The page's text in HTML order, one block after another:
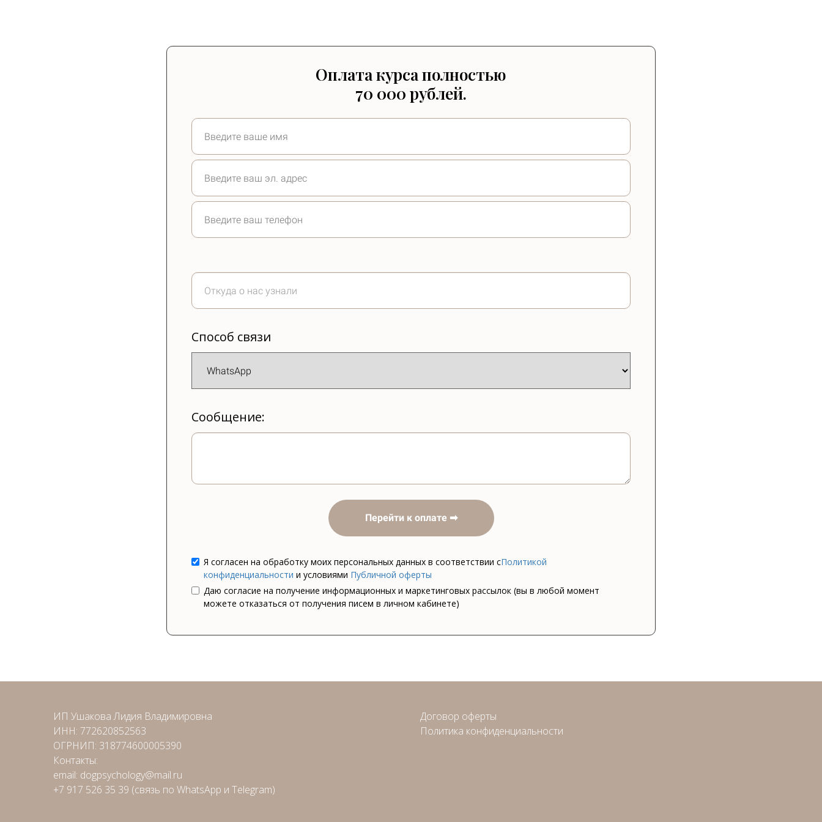
Оплата курса полностью
70 000 рублей.
Способ связи
Сообщение:
Перейти к оплате ➡
Я согласен на обработку моих персональных данных в соответствии сПолитикой
конфиденциальности и условиями Публичной оферты
Даю согласие на получение информационных и маркетинговых рассылок (вы в любой момент
можете отказаться от получения писем в личном кабинете)
ИП Ушакова Лидия Владимировна
ИНН: 772620852563
ОГРНИП: 318774600005390
Контакты:
email: dogpsychology@mail.ru
+7 917 526 35 39 (связь по WhatsApp и Telegram)
Договор оферты
Политика конфиденциальности